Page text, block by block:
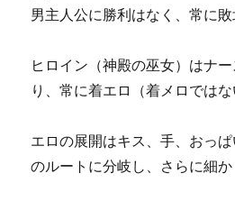
男主人公に勝利はなく、常に敗
ヒロイン（神殿の巫女）はナ
り、常に着エロ（着メロではな
エロの展開はキス、手、おっ
のルートに分岐し、さらに細か